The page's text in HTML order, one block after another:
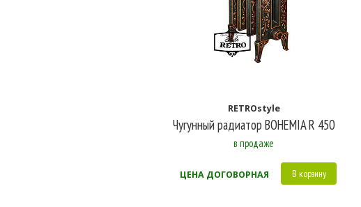
RETROstyle
Чугунный радиатор BOHEMIA R 450
в продаже
ЦЕНА ДОГОВОРНАЯ В корзину